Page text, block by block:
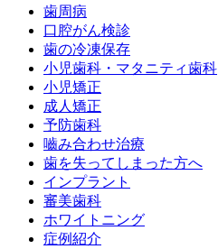
歯周病
口腔がん検診
歯の冷凍保存
小児歯科・マタニティ歯科
小児矯正
成人矯正
予防歯科
嚙み合わせ治療
歯を失ってしまった方へ
インプラント
審美歯科
ホワイトニング
症例紹介